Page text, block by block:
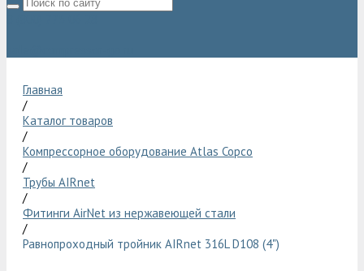
Главная
/
Каталог товаров
/
Компрессорное оборудование Atlas Copco
/
Трубы AIRnet
/
Фитинги AirNet из нержавеющей стали
/
Равнопроходный тройник AIRnet 316L D108 (4")